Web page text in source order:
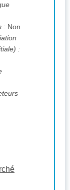
: Non
l'offre initiale) :